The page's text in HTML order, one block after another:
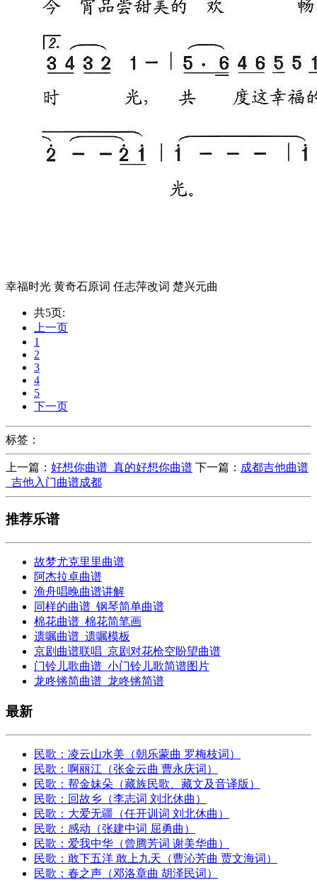
幸福时光 黄奇石原词 任志萍改词 楚兴元曲
共5页:
上一页
1
2
3
4
5
下一页
标签：
上一篇： 好想你曲谱_真的好想你曲谱 下一篇： 成都吉他曲谱
_吉他入门曲谱成都
推荐乐谱
故梦尤克里里曲谱
阿杰拉卓曲谱
渔舟唱晚曲谱讲解
同样的曲谱_钢琴简单曲谱
棉花曲谱_棉花简笔画
遗嘱曲谱_遗嘱模板
京剧曲谱联唱_京剧对花枪空盼望曲谱
门铃儿歌曲谱_小门铃儿歌简谱图片
龙咚锵简曲谱_龙咚锵简谱
最新
民歌：凌云山水美（朝乐蒙曲 罗梅枝词）
民歌：啊丽江（张金云曲 曹永庆词）
民歌：帮金妹朵（藏族民歌、藏文及音译版）
民歌：回故乡（李志词 刘北休曲）
民歌：大爱无疆（任开训词 刘北休曲）
民歌：感动（张建中词 屈勇曲）
民歌：爱我中华（曾腾芳词 谢美华曲）
民歌：敢下五洋 敢上九天（曹沁芳曲 贾文海词）
民歌：春之声（邓洛章曲 胡泽民词）